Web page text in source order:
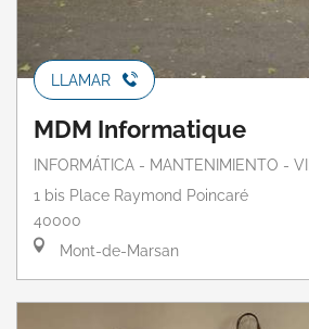
LLAMAR
MDM Informatique
INFORMÁTICA - MANTENIMIENTO -
1 bis Place Raymond Poincaré
40000
Mont-de-Marsan